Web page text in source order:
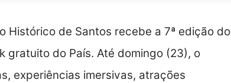
de Santos recebe a 7ª edição do
gratuito do País. Até domingo (23), o
experiências imersivas, atrações